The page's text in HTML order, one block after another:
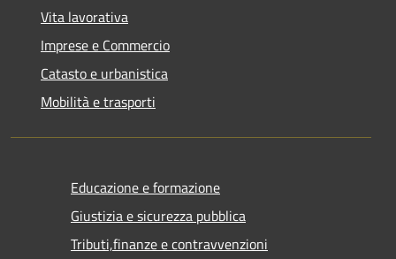
Vita lavorativa
Imprese e Commercio
Catasto e urbanistica
Mobilità e trasporti
Educazione e formazione
Giustizia e sicurezza pubblica
Tributi,finanze e contravvenzioni